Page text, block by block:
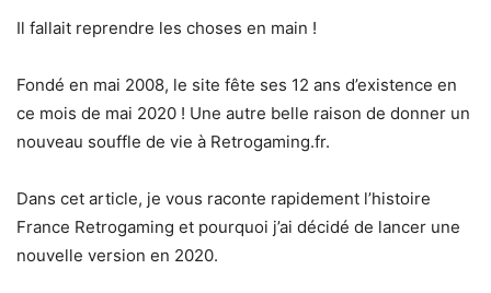
Il fallait reprendre les choses en main !
Fondé en mai 2008, le site fête ses 12 ans d’existence en
ce mois de mai 2020 ! Une autre belle raison de donner un
nouveau souffle de vie à Retrogaming.fr.
Dans cet article, je vous raconte rapidement l’histoire
France Retrogaming et pourquoi j’ai décidé de lancer une
nouvelle version en 2020.